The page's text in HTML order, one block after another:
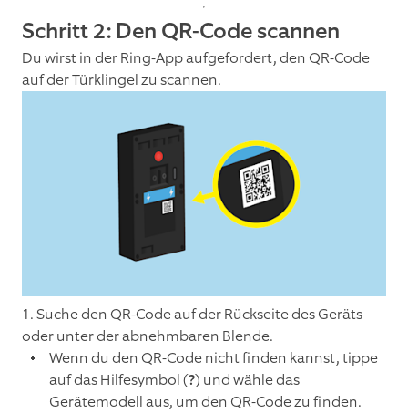
Schritt 2: Den QR-Code scannen
Du wirst in der Ring-App aufgefordert, den QR-Code
auf der Türklingel zu scannen.
1. Suche den QR-Code auf der Rückseite des Geräts
oder unter der abnehmbaren Blende.
Wenn du den QR-Code nicht finden kannst, tippe
auf das Hilfesymbol (?) und wähle das
Gerätemodell aus, um den QR-Code zu finden.